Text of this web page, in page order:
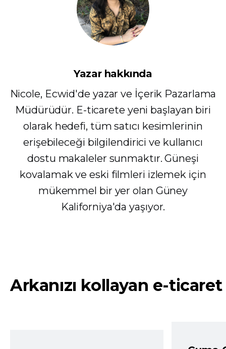
Yazar hakkında
Nicole, Ecwid'de yazar ve İçerik Pazarlama
Müdürüdür. E-ticarete yeni başlayan biri
olarak hedefi, tüm satıcı kesimlerinin
erişebileceği bilgilendirici ve kullanıcı
dostu makaleler sunmaktır. Güneşi
kovalamak ve eski filmleri izlemek için
mükemmel bir yer olan Güney
Kaliforniya'da yaşıyor.
Arkanızı kollayan e-ticaret